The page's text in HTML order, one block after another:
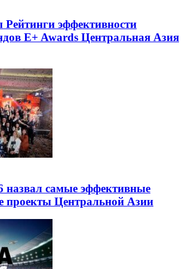
эффективности
E+ Awards Центральная Азия
назвал самые эффективные
проекты Центральной Азии